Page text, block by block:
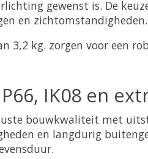
gewenst is. De
en zichtomstandigheden.
3,2 kg. zorgen voor een
IK08 en
bouwkwaliteit met
en langdurig